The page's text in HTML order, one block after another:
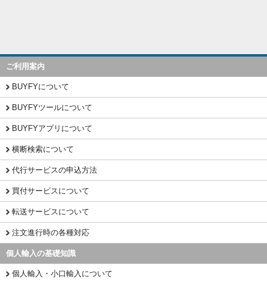
ご利用案内
BUYFYについて
BUYFYツールについて
BUYFYアプリについて
横断検索について
代行サービスの申込方法
買付サービスについて
転送サービスについて
注文進行時の各種対応
個人輸入の基礎知識
個人輸入・小口輸入について